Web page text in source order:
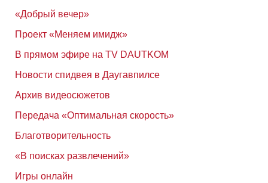
«Добрый вечер»
Проект «Меняем имидж»
В прямом эфире на TV DAUTKOM
Новости спидвея в Даугавпилсе
Архив видеосюжетов
Передача «Оптимальная скорость»
Благотворительность
«В поисках развлечений»
Игры онлайн